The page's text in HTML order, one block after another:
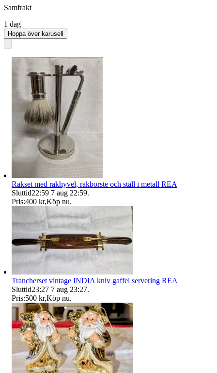
Samfrakt
1 dag
Hoppa över karusell
Rakset med rakhyvel, rakborste och ställ i metall REA
Sluttid22:59 7 aug 22:59.
Pris:400 kr,Köp nu.
Trancherset vintage INDIA kniv gaffel servering REA
Sluttid23:27 7 aug 23:27.
Pris:500 kr,Köp nu.